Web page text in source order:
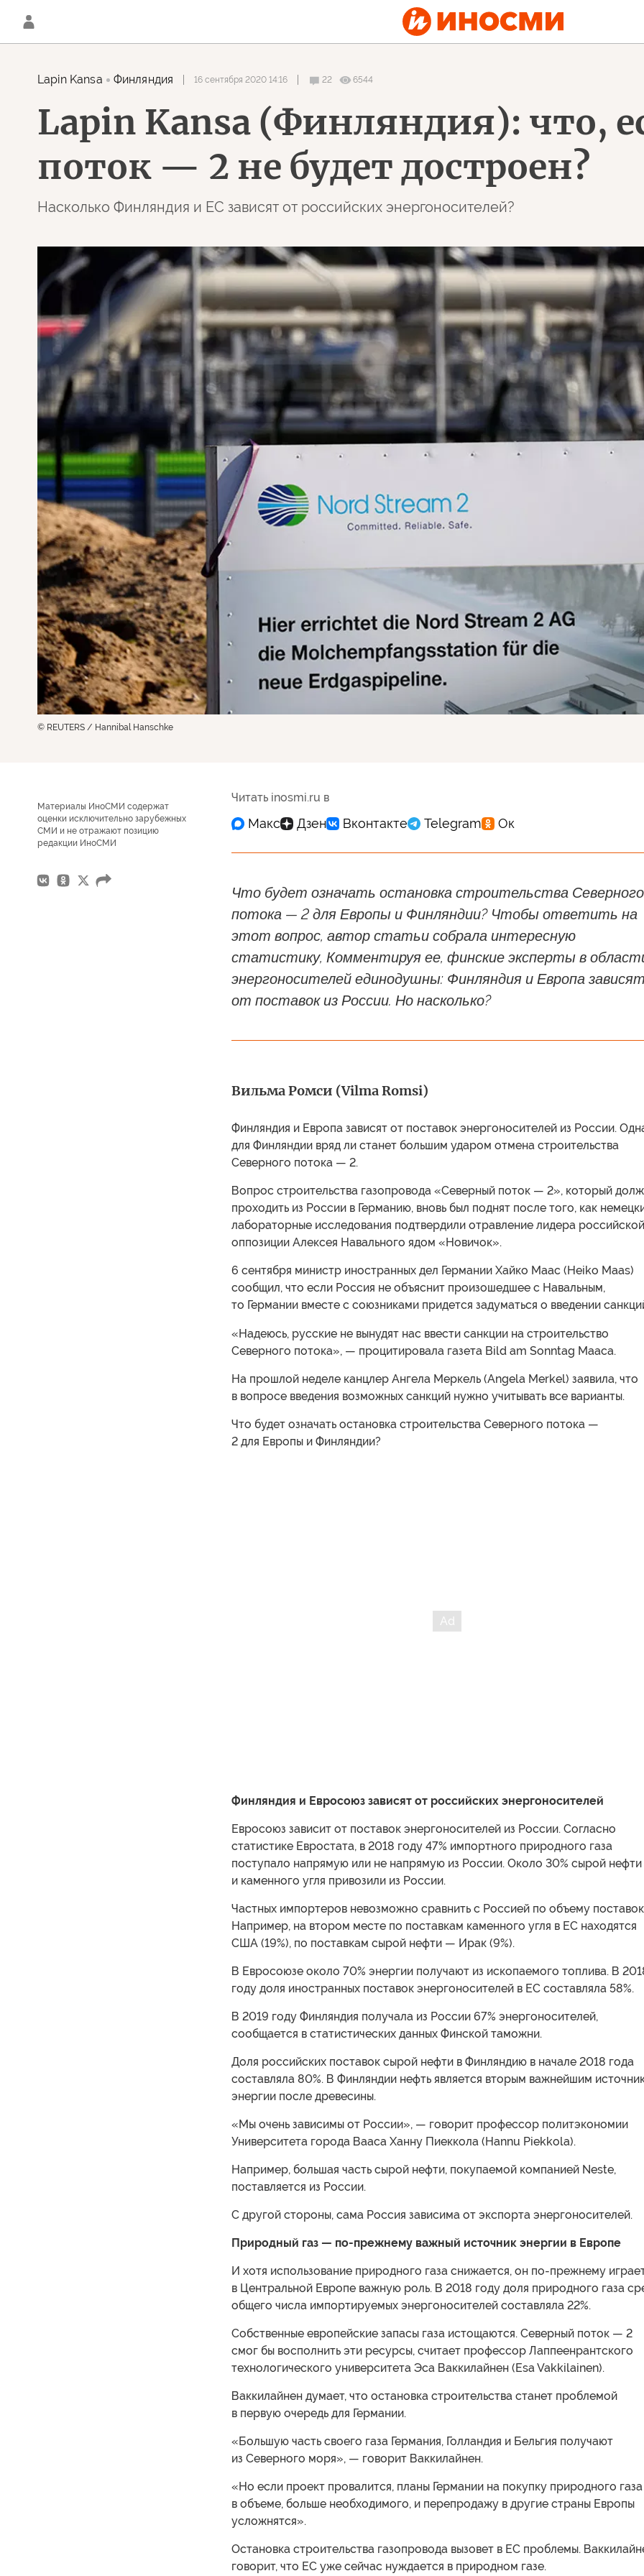
Lapin Kansa Финляндия 16 сентября 2020 14:16 22 6544
Lapin Kansa (Финляндия): что,
поток — 2 не будет достроен?
Насколько Финляндия и ЕС зависят от российских энергоносителей?
© REUTERS / Hannibal Hanschke
Материалы ИноСМИ содержат
оценки исключительно зарубежных
СМИ и не отражают позицию
редакции ИноСМИ
Читать inosmi.ru в
Что будет означать остановка строительства Северного
потока — 2 для Европы и Финляндии? Чтобы ответить на
этот вопрос, автор статьи собрала интересную
статистику, Комментируя ее, финские эксперты в
энергоносителей единодушны: Финляндия и Европа
от поставок из России. Но насколько?
Вильма Ромси (Vilma Romsi)
Финляндия и Европа зависят от поставок энергоносителей из России.
для Финляндии вряд ли станет большим ударом отмена строительства
Северного потока — 2.
Вопрос строительства газопровода «Северный поток — 2», который
проходить из России в Германию, вновь был поднят после того, как
лабораторные исследования подтвердили отравление лидера российской
оппозиции Алексея Навального ядом «Новичок».
6 сентября министр иностранных дел Германии Хайко Маас (Heiko Maas)
сообщил, что если Россия не объяснит произошедшее с Навальным,
то Германии вместе с союзниками придется задуматься о введении
«Надеюсь, русские не вынудят нас ввести санкции на строительство
Cеверного потока», — процитировала газета Bild am Sonntag Мааса.
На прошлой неделе канцлер Ангела Меркель (Angela Merkel) заявила, что
в вопросе введения возможных санкций нужно учитывать все варианты.
Что будет означать остановка строительства Северного потока —
2 для Европы и Финляндии?
Финляндия и Евросоюз зависят от российских энергоносителей
Евросоюз зависит от поставок энергоносителей из России. Согласно
статистике Евростата, в 2018 году 47% импортного природного газа
поступало напрямую или не напрямую из России. Около 30% сырой нефти
и каменного угля привозили из России.
Частных импортеров невозможно сравнить с Россией по объему
Например, на втором месте по поставкам каменного угля в ЕС находятся
США (19%), по поставкам сырой нефти — Ирак (9%).
В Евросоюзе около 70% энергии получают из ископаемого топлива. В
году доля иностранных поставок энергоносителей в ЕС составляла 58%.
В 2019 году Финляндия получала из России 67% энергоносителей,
сообщается в статистических данных Финской таможни.
Доля российских поставок сырой нефти в Финляндию в начале 2018 года
составляла 80%. В Финляндии нефть является вторым важнейшим
энергии после древесины.
«Мы очень зависимы от России», — говорит профессор политэкономии
Университета города Вааса Ханну Пиеккола (Hannu Piekkola).
Например, большая часть сырой нефти, покупаемой компанией Neste,
поставляется из России.
С другой стороны, сама Россия зависима от экспорта энергоносителей.
Природный газ — по-прежнему важный источник энергии в Европе
И хотя использование природного газа снижается, он по-прежнему
в Центральной Европе важную роль. В 2018 году доля природного газа
общего числа импортируемых энергоносителей составляла 22%.
Собственные европейские запасы газа истощаются. Северный поток — 2
смог бы восполнить эти ресурсы, считает профессор Лаппеенрантского
технологического университета Эса Ваккилайнен (Esa Vakkilainen).
Ваккилайнен думает, что остановка строительства станет проблемой
в первую очередь для Германии.
«Большую часть своего газа Германия, Голландия и Бельгия получают
из Северного моря», — говорит Ваккилайнен.
«Но если проект провалится, планы Германии на покупку природного газа
в объеме, больше необходимого, и перепродажу в другие страны Европы
усложнятся».
Остановка строительства газопровода вызовет в ЕС проблемы.
говорит, что ЕС уже сейчас нуждается в природном газе.